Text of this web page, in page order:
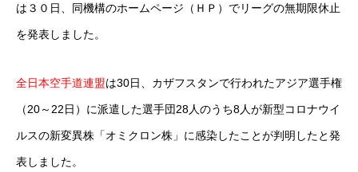
は３０日、同機構のホームページ（ＨＰ）でリーグの無期限休止
を発表しました。
全日本空手道連盟は30日、カザフスタンで行われたアジア選手権
（20～22日）に派遣した選手団28人のうち8人が新型コロナウイ
ルスの新変異株「オミクロン株」に感染したことが判明したと発
表しました。